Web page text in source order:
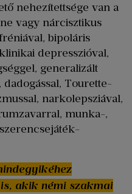
nehezítettsége van a
vagy nárcisztikus
bipoláris
depresszióval,
generalizált
dadogással, Tourette-
narkolepsziával,
munka-,
akik némi szakmai